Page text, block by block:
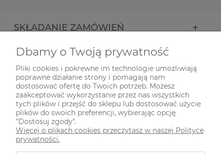
SKŁADANIE ZAMÓWIEŃ
INFORMACJE
ODWIEDŹ NAS NA
Dbamy o Twoją prywatność
Pliki cookies i pokrewne im technologie umożliwiają
poprawne działanie strony i pomagają nam
dostosować ofertę do Twoich potrzeb. Możesz
zaakceptować wykorzystanie przez nas wszystkich
tych plików i przejść do sklepu lub dostosować użycie
plików do swoich preferencji, wybierając opcję
"Dostosuj zgody".
Więcej o plikach cookies przeczytasz w naszej Polityce
prywatności.